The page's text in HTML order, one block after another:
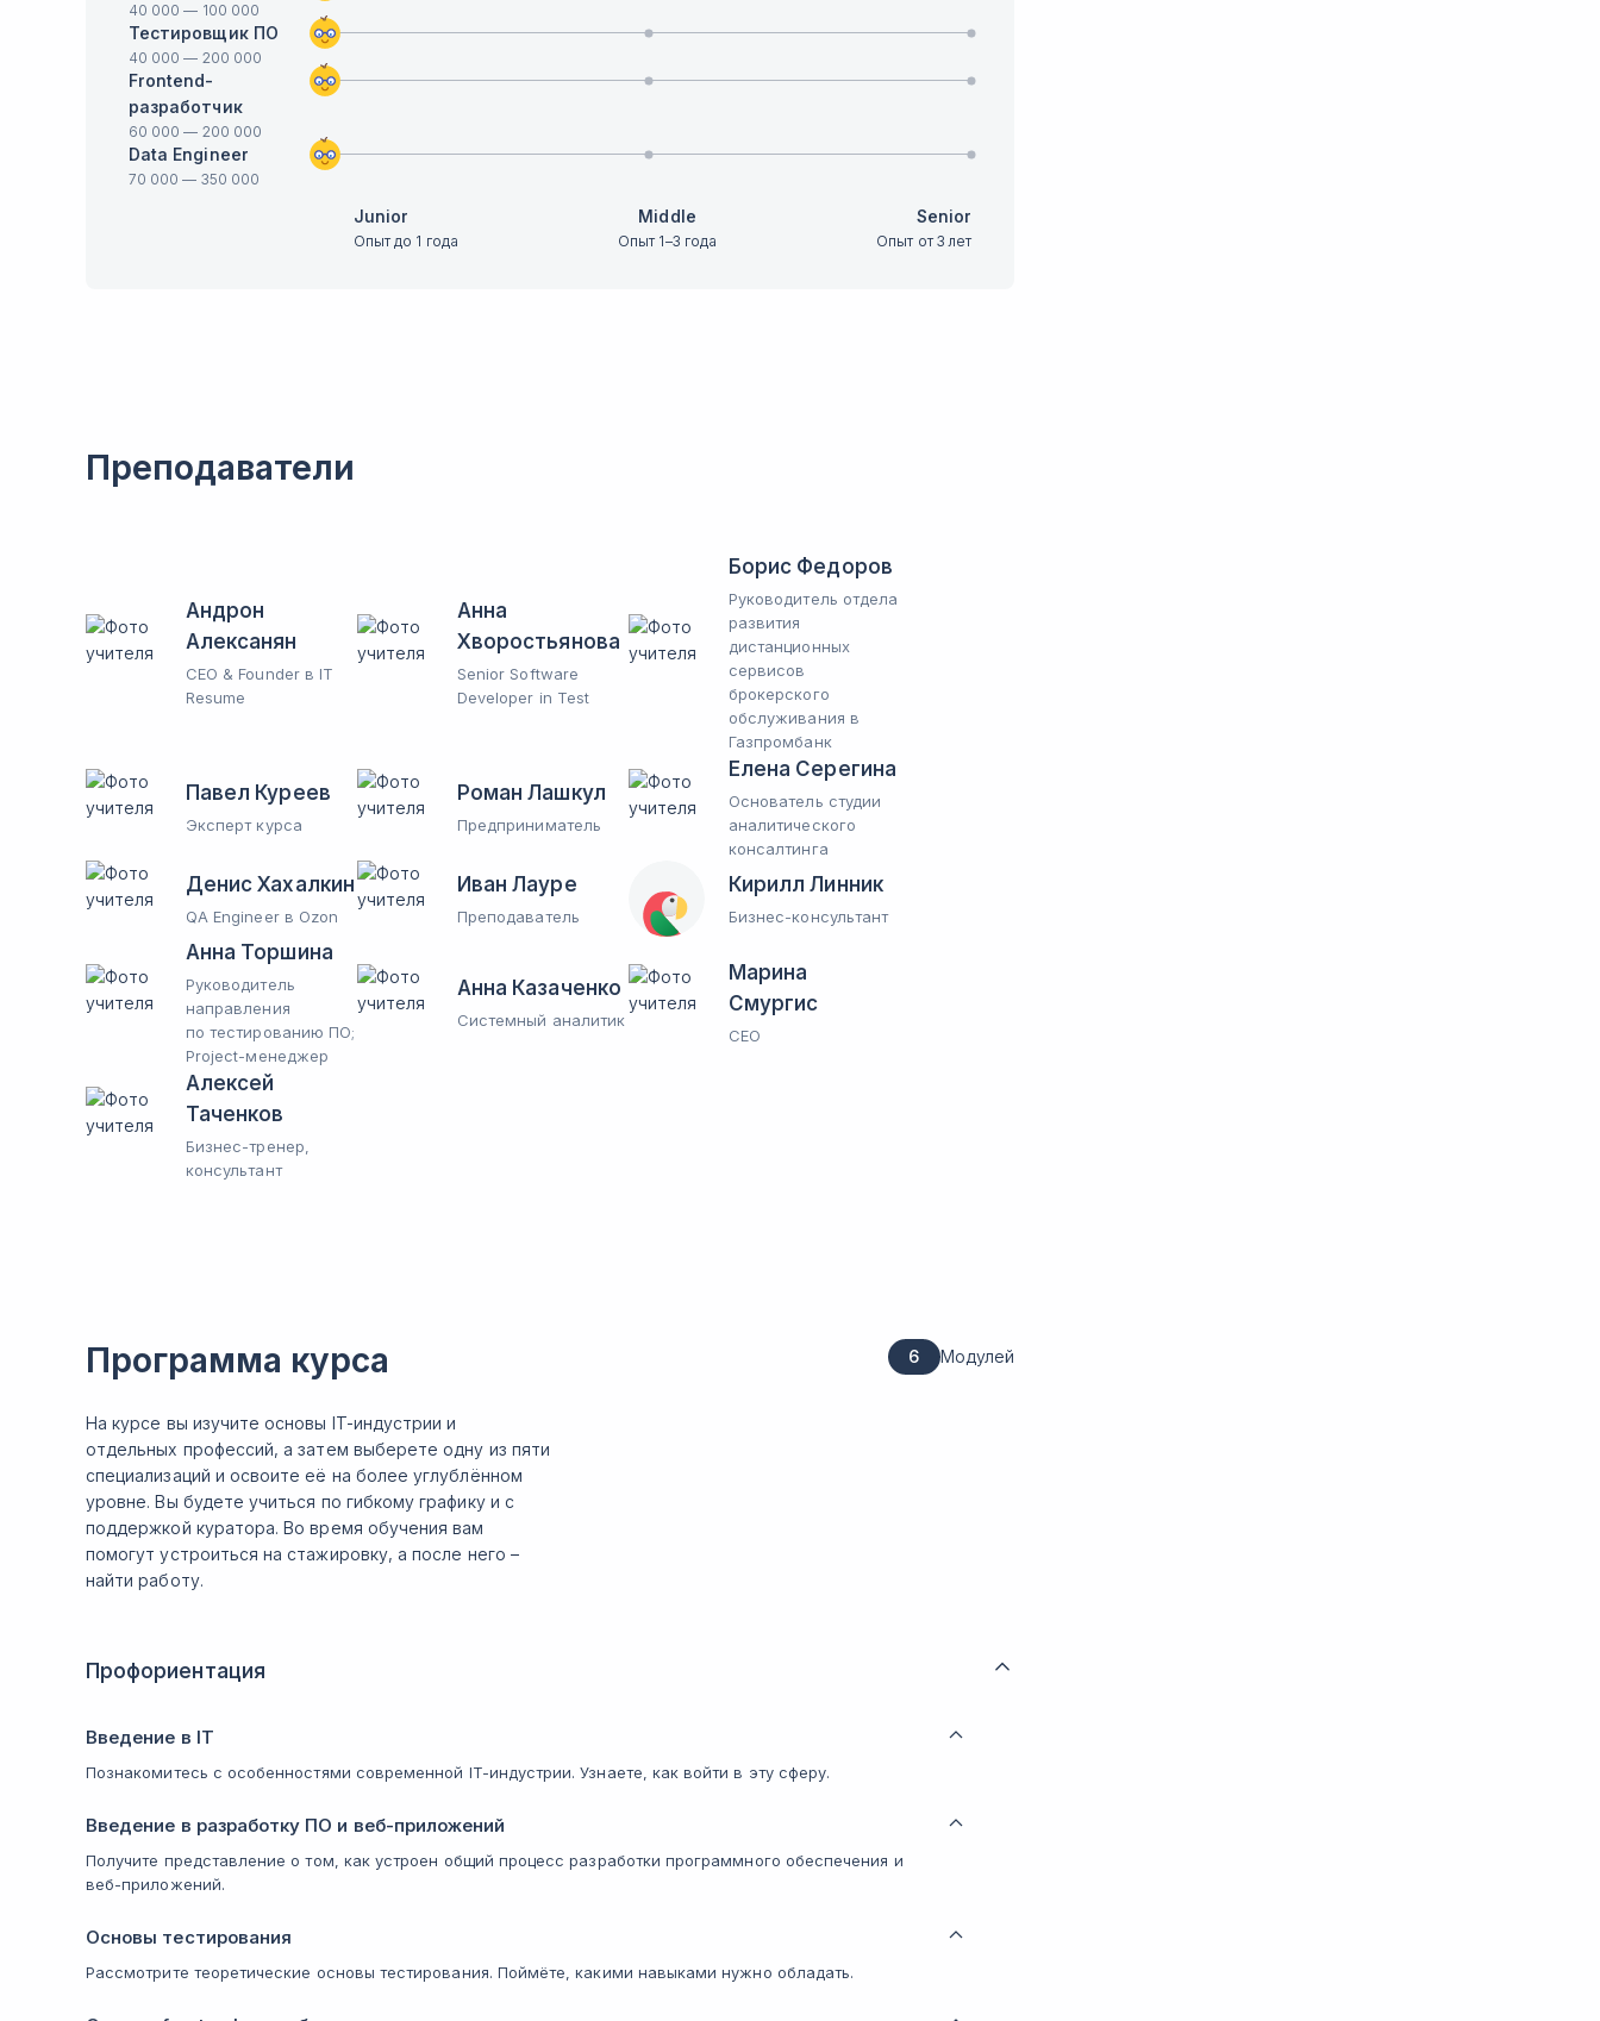
40 000 — 100 000
Тестировщик ПО
40 000 — 200 000
Frontend-
разработчик
60 000 — 200 000
Data Engineer
70 000 — 350 000
Junior
Опыт до 1 года
Middle
Опыт 1–3 года
Senior
Опыт от 3 лет
Преподаватели
Андрон
Алексанян
CEO & Founder в IT
Resume
Анна
Хворостьянова
Senior Software
Developer in Test
Борис Федоров
Руководитель отдела
развития
дистанционных
сервисов
брокерского
обслуживания в
Газпромбанк
Павел Куреев
Эксперт курса
Роман Лашкул
Предприниматель
Елена Серегина
Основатель студии
аналитического
консалтинга
Денис Хахалкин
QA Engineer в Ozon
Иван Лауре
Преподаватель
Кирилл Линник
Бизнес-консультант
Анна Торшина
Руководитель
направления
по тестированию ПО;
Project-менеджер
Анна Казаченко
Системный аналитик
Марина
Смургис
CEO
Алексей
Таченков
Бизнес-тренер,
консультант
Программа курса
На курсе вы изучите основы IT-индустрии и
отдельных профессий, а затем выберете одну из пяти
специализаций и освоите её на более углублённом
уровне. Вы будете учиться по гибкому графику и с
поддержкой куратора. Во время обучения вам
помогут устроиться на стажировку, а после него –
найти работу.
6 Модулей
Профориентация
Введение в IT
Познакомитесь с особенностями современной IT-индустрии. Узнаете, как войти в эту сферу.
Введение в разработку ПО и веб-приложений
Получите представление о том, как устроен общий процесс разработки программного обеспечения и
веб-приложений.
Основы тестирования
Рассмотрите теоретические основы тестирования. Поймёте, какими навыками нужно обладать.